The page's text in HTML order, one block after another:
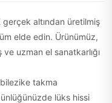
altından üretilmiş
elde edin. Ürünümüz,
uzman el sanatkarlığı
takma
lüks hissi